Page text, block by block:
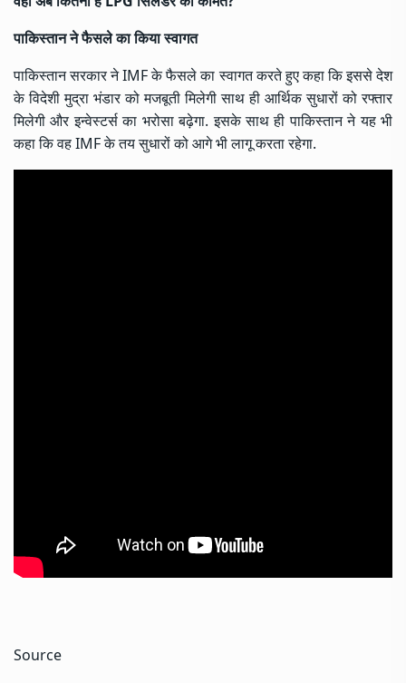
पाकिस्तान ने फैसले का किया स्वागत
पाकिस्तान सरकार ने IMF के फैसले का स्वागत करते हुए कहा कि इससे देश
के विदेशी मुद्रा भंडार को मजबूती मिलेगी साथ ही आर्थिक सुधारों को रफ्तार
मिलेगी और इन्वेस्टर्स का भरोसा बढ़ेगा. इसके साथ ही पाकिस्तान ने यह भी
कहा कि वह IMF के तय सुधारों को आगे भी लागू करता रहेगा.
Source